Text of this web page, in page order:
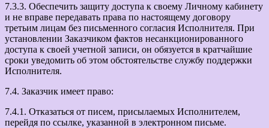
7.3.3. Обеспечить защиту доступа к своему Личному кабинету
и не вправе передавать права по настоящему договору
третьим лицам без письменного согласия Исполнителя. При
установлении Заказчиком фактов несанкционированного
доступа к своей учетной записи, он обязуется в кратчайшие
сроки уведомить об этом обстоятельстве службу поддержки
Исполнителя.
7.4. Заказчик имеет право:
7.4.1. Отказаться от писем, присылаемых Исполнителем,
перейдя по ссылке, указанной в электронном письме.